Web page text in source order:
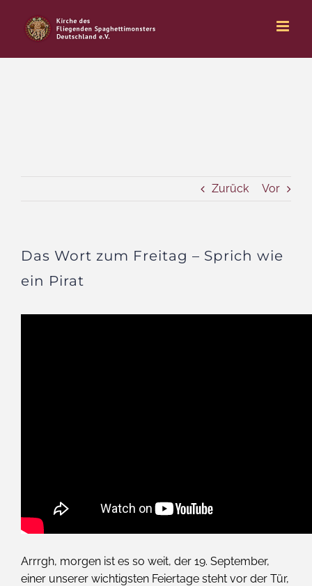
Inhalt
springen
Zurück Vor
Das Wort zum Freitag – Sprich wie
ein Pirat
Arrrgh, morgen ist es so weit, der 19. September,
einer unserer wichtigsten Feiertage steht vor der Tür,